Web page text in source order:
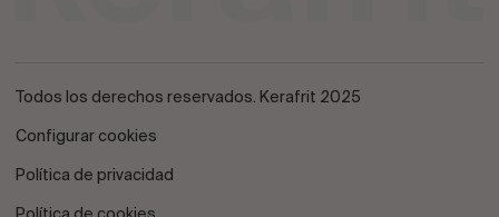
Todos los derechos reservados. Kerafrit 2025
Configurar cookies
Política de privacidad